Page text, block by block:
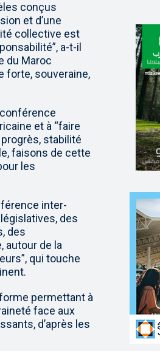
conçus
et d’une
collective est
a-t-il
du Maroc
forte, souveraine,
et à “faire
stabilité
faisons de cette
les
inter-
des
des
autour de la
qui touche
permettant à
face aux
d’après les